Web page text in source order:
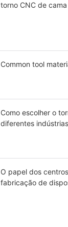
torno CNC de
Common tool
Como escolher o
diferentes indústrias
O papel dos
fabricação de